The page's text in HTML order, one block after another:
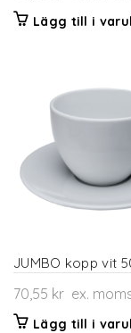
Lägg till i
JUMBO kopp vit
70,55 kr ex.
Lägg till i